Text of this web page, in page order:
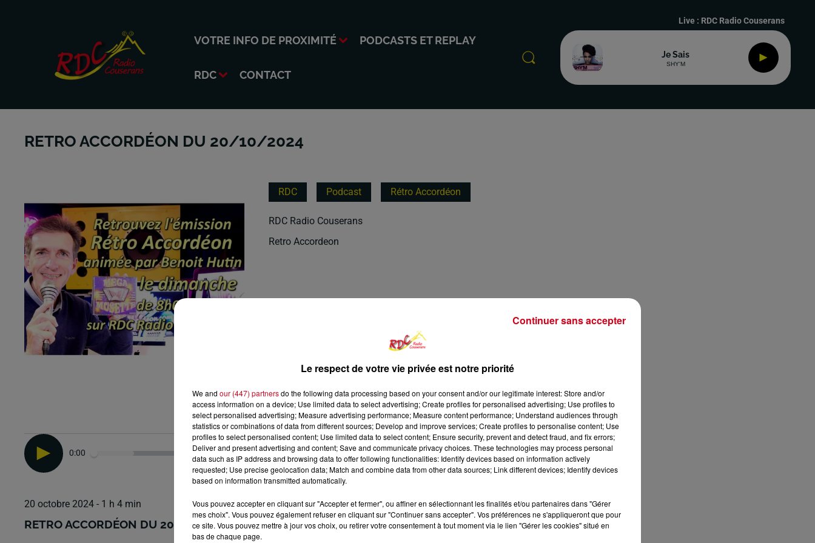
VOTRE INFO DE PROXIMITÉ PODCASTS ET REPLAY
RDC CONTACT
Live : RDC Radio Couserans
Je Sais
SHY'M
RETRO ACCORDÉON DU 20/10/2024
RDC Podcast Rétro Accordéon
RDC Radio Couserans
Retro Accordeon
0:00 1 h 4 min
20 octobre 2024 - 1 h 4 min
RETRO ACCORDÉON DU 20/10/2024
Le respect de votre vie privée est notre priorité
We and our (447) partnersdo the following data processing based on your consent and/or our legitimate interest: Store and/or
access information on a device; Use limited data to select advertising; Create profiles for personalised advertising; Use profiles to
select personalised advertising; Measure advertising performance; Measure content performance; Understand audiences through
statistics or combinations of data from different sources; Develop and improve services; Create profiles to personalise content; Use
profiles to select personalised content; Use limited data to select content; Ensure security, prevent and detect fraud, and fix errors;
Deliver and present advertising and content; Save and communicate privacy choices. These technologies may process personal
data such as IP address and browsing data to offer following functionalities: Identify devices based on information actively
requested; Use precise geolocation data; Match and combine data from other data sources; Link different devices; Identify devices
based on information transmitted automatically.
Vous pouvez accepter en cliquant sur "Accepter et fermer", ou affiner en sélectionnant les finalités et/ou partenaires dans "Gérer
mes choix". Vous pouvez également refuser en cliquant sur "Continuer sans accepter". Vos préférences ne s'appliqueront que pour
ce site. Vous pouvez mettre à jour vos choix, ou retirer votre consentement à tout moment via le lien "Gérer les cookies" situé en
bas de chaque page.
Continuer sans accepter